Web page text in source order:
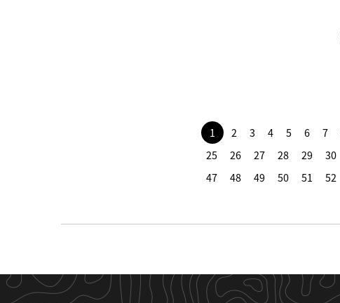
1 2 3 4 5 6 7
25
26 27 28 29 30
47
48 49 50 51 52